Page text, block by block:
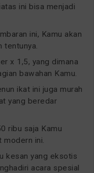
ini bisa menjadi
ini, Kamu akan
tentunya.
x 1,5, yang dimana
bawahan Kamu.
ikat ini juga murah
yang beredar
ribu saja Kamu
ini.
kesan yang eksotis
acara spesial